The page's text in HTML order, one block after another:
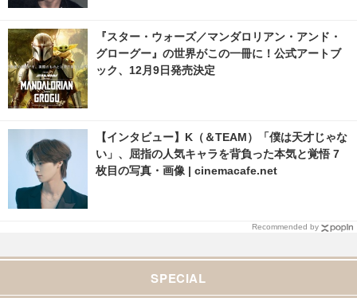
『スター・ウォーズ／マンダロリアン・アンド・
グローグー』の世界がこの一冊に！公式アートブ
ック、12月9日発売決定
【インタビュー】K（＆TEAM）「僕は天才じゃな
い」、屈指の人気キャラを背負った本気と覚悟 7
枚目の写真・画像 | cinemacafe.net
Recommended by
SPECIAL